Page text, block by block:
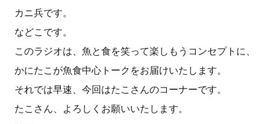
カニ兵です。
などこです。
このラジオは、魚と食を笑って楽しもうコンセプトに、
かにたこが魚食中心トークをお届けいたします。
それでは早速、今回はたこさんのコーナーです。
たこさん、よろしくお願いいたします。